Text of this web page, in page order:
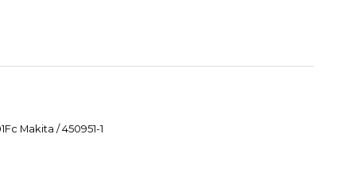
Makita / 450951-1